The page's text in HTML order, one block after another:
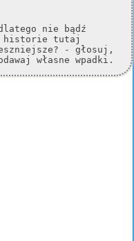
nie bądź
historie tutaj
- głosuj,
własne wpadki.